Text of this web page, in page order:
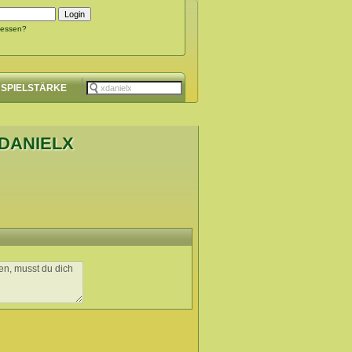
SPIELSTÄRKE